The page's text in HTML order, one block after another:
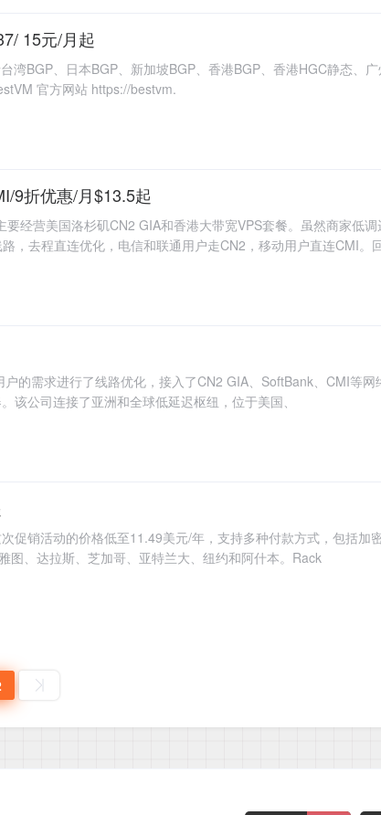
15元/月起
BGP、日本BGP、新加坡BGP、香港BGP、香港HGC静态、
官方网站 https://bestvm.
9折优惠/月$13.5起
经营美国洛杉矶CN2 GIA和香港大带宽VPS套餐。虽然商家低
，去程直连优化，电信和联通用户走CN2，移动用户直连CMI。
的需求进行了线路优化，接入了CN2 GIA、SoftBank、CMI等网
该公司连接了亚洲和全球低延迟枢纽，位于美国、
促销活动的价格低至11.49美元/年，支持多种付款方式，包括加
图、达拉斯、芝加哥、亚特兰大、纽约和阿什本。Rack